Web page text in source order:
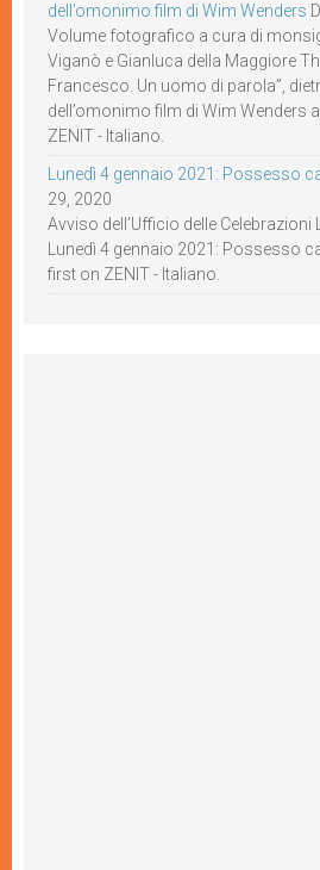
dell’omonimo film di Wim Wenders
Volume fotografico a cura di
Viganò e Gianluca della Maggiore
Francesco. Un uomo di parola”,
dell’omonimo film di Wim Wenders
ZENIT - Italiano.
Lunedì 4 gennaio 2021: Possesso
29, 2020
Avviso dell’Ufficio delle
Lunedì 4 gennaio 2021: Possesso
first on ZENIT - Italiano.